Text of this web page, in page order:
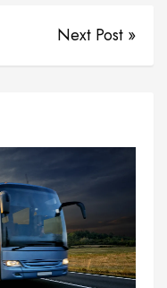
Next Post »